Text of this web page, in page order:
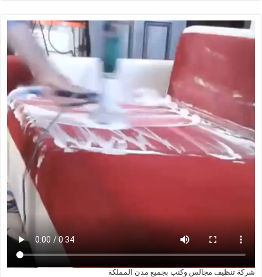
شركة تنظيف مجالس وكنب بجميع مدن المملكة